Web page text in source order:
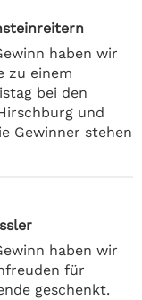
haben wir
zu einem
bei den
und
Gewinner stehen
haben wir
für
geschenkt.